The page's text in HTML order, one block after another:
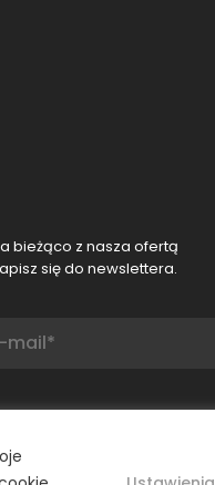
bieżąco z nasza ofertą
się do newslettera.